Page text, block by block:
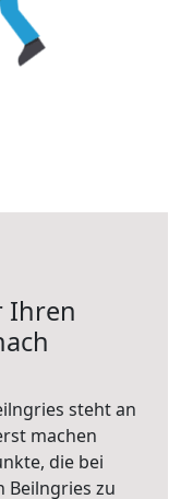
Ihren
steht an
machen
die bei
Beilngries zu